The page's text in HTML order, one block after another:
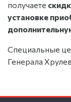
получаете
установке
Специальные
Генерала